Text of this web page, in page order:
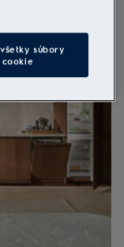
súbory
cookie